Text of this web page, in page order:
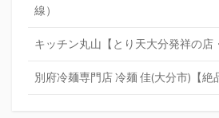
線）
キッチン丸山【とり天大分発祥の店
別府冷麺専門店 冷麺 佳(大分市)【絶